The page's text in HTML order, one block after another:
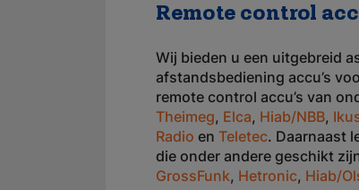
Remote control
Wij bieden u een uitgebreid
afstandsbediening accu’s
remote control accu’s van
Theimeg, Elca, Hiab/NBB,
Radio en Teletec. Daarnaast
die onder andere geschikt
GrossFunk, Hetronic, Hiab/